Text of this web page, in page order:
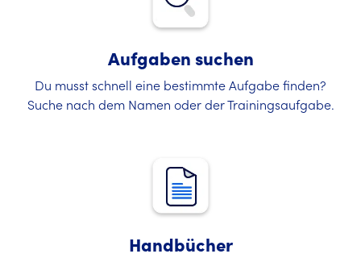
Aufgaben suchen
Du musst schnell eine bestimmte Aufgabe finden?
Suche nach dem Namen oder der Trainingsaufgabe.
Handbücher